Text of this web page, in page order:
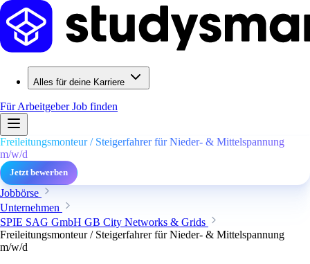
Alles für deine Karriere
Für ArbeitgeberJob finden
Freileitungsmonteur / Steigerfahrer für Nieder- & Mittelspannung
m/w/d
Jetzt bewerben
Jobbörse
Unternehmen
SPIE SAG GmbH GB City Networks & Grids
Freileitungsmonteur / Steigerfahrer für Nieder- & Mittelspannung
m/w/d